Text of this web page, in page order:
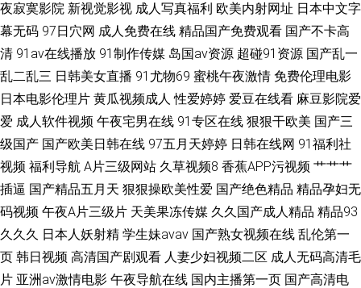
亚洲色婷婷99久 福利视频三分钟 国产黄色网入口站 东京热777 国产区一区
二 九一传媒网站 精品视频999 国产日韩欧美青青艹逼视频 91大神在线高挑
少妇 大香蕉青草 电影日韩理论 九一羞羞处女 国产自牌偷牌第9 国产福利片
一区二区 电视剧全集免费网站 爆叉白虎 99re在线播放 91在线观看视频 91人
夜寂寞影院 新视觉影视 成人写真福利 欧美内射网址 日本中文字
幕无码 97日穴网 成人免费在线 精品国产免费观看 国产不卡高
清 91av在线播放 91制作传媒 岛国av资源 超碰91资源 国产乱一
乱二乱三 日韩美女直播 91尤物69 蜜桃午夜激情 免费伦理电影
日本电影伦理片 黄瓜视频成人 性爱婷婷 爱豆在线看 麻豆影院爱
爱 成人软件视频 午夜宅男在线 91专区在线 狠狠干欧美 国产三
级国产 国产欧美日韩在线 97五月天婷婷 日韩在线网 91福利社
视频 福利导航 A片三级网站 久草视频8 香蕉APP污视频 艹艹艹
插逼 国产精品五月天 狠狠操欧美性爱 国产绝色精品 精品孕妇无
码视频 午夜A片三级片 天美果冻传媒 久久国产成人精品 精品93
久久久 日本人妖射精 学生妹avav 国产熟女视频在线 乱伦第一
页 韩日视频 高清国产剧观看 人妻少妇视频二区 成人无码高清毛
片 亚洲av激情电影 午夜导航在线 国内主播第一页 国产高清电